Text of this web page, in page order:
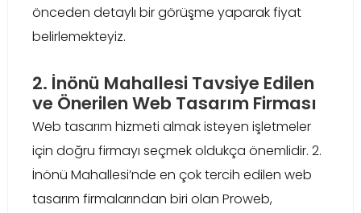
önceden detaylı bir görüşme yaparak fiyat
belirlemekteyiz.
2. İnönü Mahallesi Tavsiye Edilen
ve Önerilen Web Tasarım Firması
Web tasarım hizmeti almak isteyen işletmeler
için doğru firmayı seçmek oldukça önemlidir. 2.
İnönü Mahallesi’nde en çok tercih edilen web
tasarım firmalarından biri olan Proweb,